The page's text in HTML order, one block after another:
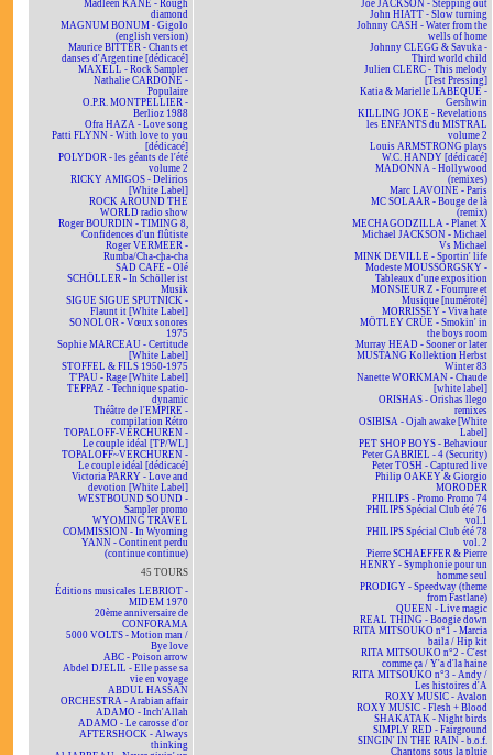
Madleen KANE - Rough
diamond
MAGNUM BONUM - Gigolo
(english version)
Maurice BITTER - Chants et
danses d'Argentine [dédicacé]
MAXELL - Rock Sampler
Nathalie CARDONE -
Populaire
O.P.R. MONTPELLIER -
Berlioz 1988
Ofra HAZA - Love song
Patti FLYNN - With love to you
[dédicacé]
POLYDOR - les géants de l'été
volume 2
RICKY AMIGOS - Delirios
[White Label]
ROCK AROUND THE
WORLD radio show
Roger BOURDIN - TIMING 8,
Confidences d'un flûtiste
Roger VERMEER -
Rumba/Cha-cha-cha
SAD CAFÉ - Olé
SCHÖLLER - In Schöller ist
Musik
SIGUE SIGUE SPUTNICK -
Flaunt it [White Label]
SONOLOR - Vœux sonores
1975
Sophie MARCEAU - Certitude
[White Label]
STOFFEL & FILS 1950-1975
T'PAU - Rage [White Label]
TEPPAZ - Technique spatio-
dynamic
Théâtre de l'EMPIRE -
compilation Rétro
TOPALOFF-VERCHUREN -
Le couple idéal [TP/WL]
TOPALOFF~VERCHUREN -
Le couple idéal [dédicacé]
Victoria PARRY - Love and
devotion [White Label]
WESTBOUND SOUND -
Sampler promo
WYOMING TRAVEL
COMMISSION - In Wyoming
YANN - Continent perdu
(continue continue)
45 TOURS
Éditions musicales LEBRIOT -
MIDEM 1970
20ème anniversaire de
CONFORAMA
5000 VOLTS - Motion man /
Bye love
ABC - Poison arrow
Abdel DJELIL - Elle passe sa
vie en voyage
ABDUL HASSAN
ORCHESTRA - Arabian affair
ADAMO - Inch'Allah
ADAMO - Le carosse d'or
AFTERSHOCK - Always
thinking
Joe JACKSON - Stepping out
John HIATT - Slow turning
Johnny CASH - Water from the
wells of home
Johnny CLEGG & Savuka -
Third world child
Julien CLERC - This melody
[Test Pressing]
Katia & Marielle LABEQUE -
Gershwin
KILLING JOKE - Revelations
les ENFANTS du MISTRAL
volume 2
Louis ARMSTRONG plays
W.C. HANDY [dédicacé]
MADONNA - Hollywood
(remixes)
Marc LAVOINE - Paris
MC SOLAAR - Bouge de là
(remix)
MECHAGODZILLA - Planet X
Michael JACKSON - Michael
Vs Michael
MINK DEVILLE - Sportin' life
Modeste MOUSSORGSKY -
Tableaux d'une exposition
MONSIEUR Z - Fourrure et
Musique [numéroté]
MORRISSEY - Viva hate
MÖTLEY CRÜE - Smokin' in
the boys room
Murray HEAD - Sooner or later
MUSTANG Kollektion Herbst
Winter 83
Nanette WORKMAN - Chaude
[white label]
ORISHAS - Orishas llego
remixes
OSIBISA - Ojah awake [White
Label]
PET SHOP BOYS - Behaviour
Peter GABRIEL - 4 (Security)
Peter TOSH - Captured live
Philip OAKEY & Giorgio
MORODER
PHILIPS - Promo Promo 74
PHILIPS Spécial Club été 76
vol.1
PHILIPS Spécial Club été 78
vol. 2
Pierre SCHAEFFER & Pierre
HENRY - Symphonie pour un
homme seul
PRODIGY - Speedway (theme
from Fastlane)
QUEEN - Live magic
REAL THING - Boogie down
RITA MITSOUKO n°1 - Marcia
baila / Hip kit
RITA MITSOUKO n°2 - C'est
comme ça / Y'a d'la haine
RITA MITSOUKO n°3 - Andy /
Les histoires d'A
ROXY MUSIC - Avalon
ROXY MUSIC - Flesh + Blood
SHAKATAK - Night birds
SIMPLY RED - Fairground
SINGIN' IN THE RAIN - b.o.f.
Chantons sous la pluie